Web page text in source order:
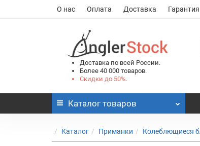
О нас Оплата Доставка Гарантия
Доставка по всей России.
Более 40 000 товаров.
Скидки до 50%.
Каталог товаров
Каталог Приманки Колеблющиеся